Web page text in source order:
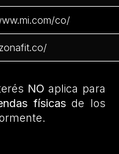
co/
NOaplica para
físicasde los